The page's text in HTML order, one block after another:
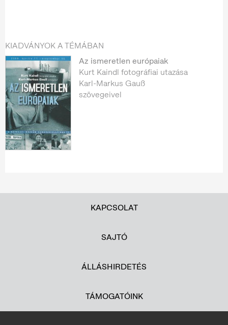
KIADVÁNYOK A TÉMÁBAN
Az ismeretlen európaiak
Kurt Kaindl fotográfiai utazása
Karl-Markus Gauß
szövegeivel
KAPCSOLAT
SAJTÓ
ÁLLÁSHIRDETÉS
TÁMOGATÓINK